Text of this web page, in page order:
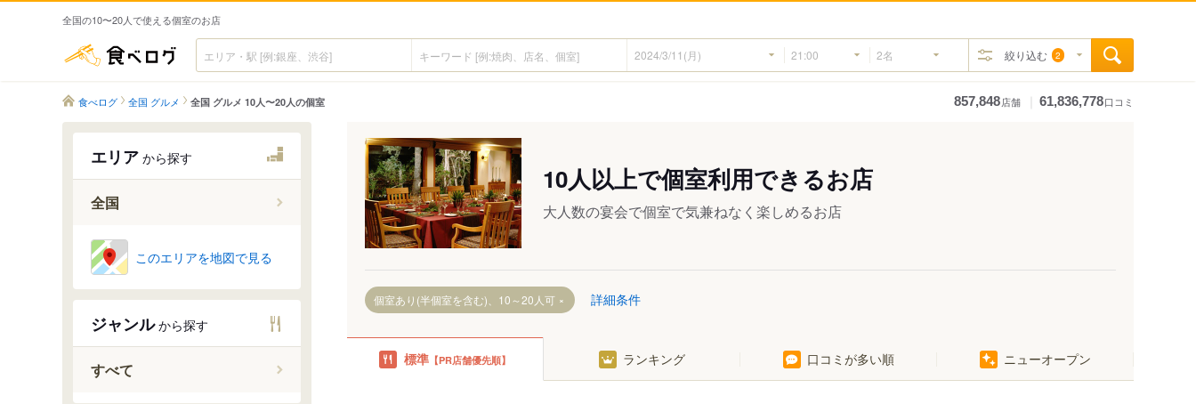
全国の10〜20人で使える個室のお店
食べログ 絞り込む 2
食べログ 全国 グルメ 全国 グルメ 10人〜20人の個室 857,848店舗 61,836,778口コミ
エリア から探す
全国
このエリアを地図で見る
ジャンルから探す
すべて
10人以上で個室利用できるお店
大人数の宴会で個室で気兼ねなく楽しめるお店
個室あり(半個室を含む)、10～20人可 詳細条件
標準【PR店舗優先順】 ランキング 口コミが多い順 ニューオープン